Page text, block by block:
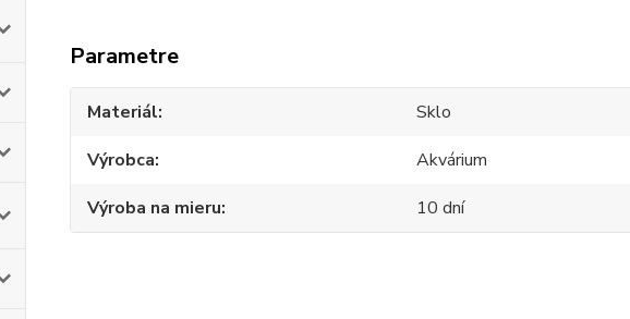
Parametre
Materiál
Sklo
Výrobca
Akvárium
Výroba na mieru
10 dní